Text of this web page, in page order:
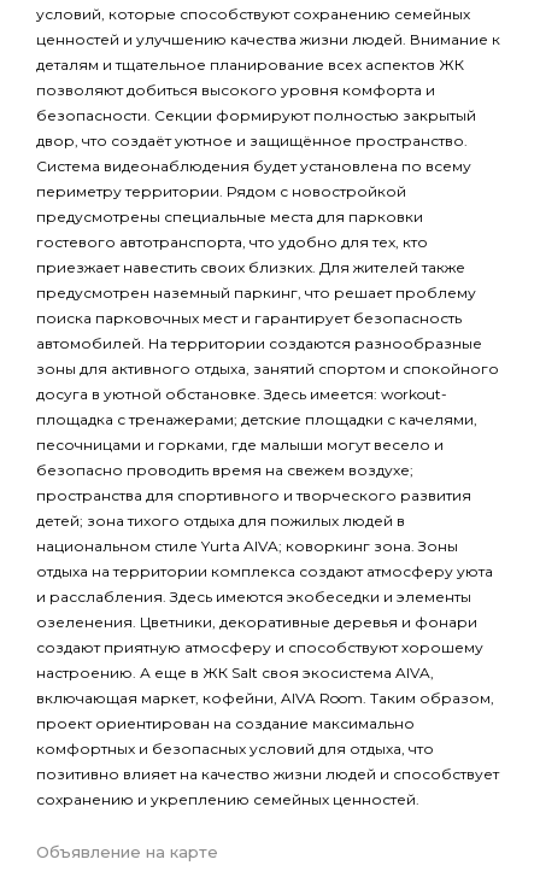
условий, которые способствуют сохранению семейных
ценностей и улучшению качества жизни людей. Внимание к
деталям и тщательное планирование всех аспектов ЖК
позволяют добиться высокого уровня комфорта и
безопасности. Секции формируют полностью закрытый
двор, что создаёт уютное и защищённое пространство.
Система видеонаблюдения будет установлена по всему
периметру территории. Рядом с новостройкой
предусмотрены специальные места для парковки
гостевого автотранспорта, что удобно для тех, кто
приезжает навестить своих близких. Для жителей также
предусмотрен наземный паркинг, что решает проблему
поиска парковочных мест и гарантирует безопасность
автомобилей. На территории создаются разнообразные
зоны для активного отдыха, занятий спортом и спокойного
досуга в уютной обстановке. Здесь имеется: workout-
площадка с тренажерами; детские площадки с качелями,
песочницами и горками, где малыши могут весело и
безопасно проводить время на свежем воздухе;
пространства для спортивного и творческого развития
детей; зона тихого отдыха для пожилых людей в
национальном стиле Yurta AIVA; коворкинг зона. Зоны
отдыха на территории комплекса создают атмосферу уюта
и расслабления. Здесь имеются экобеседки и элементы
озеленения. Цветники, декоративные деревья и фонари
создают приятную атмосферу и способствуют хорошему
настроению. А еще в ЖК Salt своя экосистема AIVA,
включающая маркет, кофейни, AIVA Room. Таким образом,
проект ориентирован на создание максимально
комфортных и безопасных условий для отдыха, что
позитивно влияет на качество жизни людей и способствует
сохранению и укреплению семейных ценностей.
Объявление на карте